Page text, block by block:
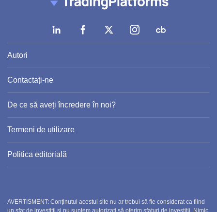
Autori
Contactați-ne
De ce să aveți încredere în noi?
Termeni de utilizare
Politica editorială
AVERTISMENT: Conținutul acestui site nu ar trebui să fie considerat ca fiind
un sfat de investiții și nu suntem autorizați să oferim sfaturi de investiții. Nimic